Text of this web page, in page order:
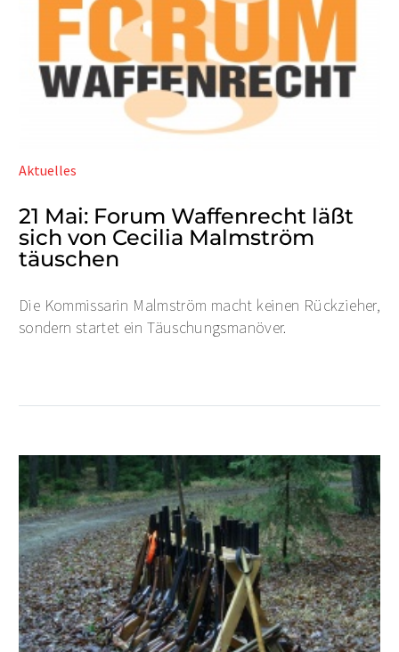
Aktuelles
21 Mai: Forum Waffenrecht läßt
sich von Cecilia Malmström
täuschen
Die Kommissarin Malmström macht keinen Rückzieher,
sondern startet ein Täuschungsmanöver.